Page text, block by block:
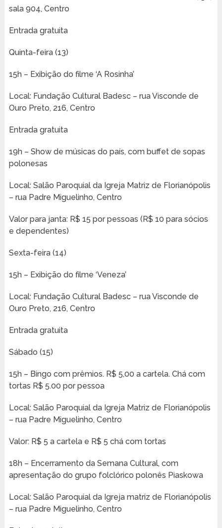
sala 904, Centro
Entrada gratuita
Quinta-feira (13)
15h – Exibição do filme ‘A Rosinha’
Local: Fundação Cultural Badesc – rua Visconde de
Ouro Preto, 216, Centro
Entrada gratuita
19h – Show de músicas do país, com buffet de sopas
polonesas
Local: Salão Paroquial da Igreja Matriz de Florianópolis
– rua Padre Miguelinho, Centro
Valor para janta: R$ 15 por pessoas (R$ 10 para sócios
e dependentes)
Sexta-feira (14)
15h – Exibição do filme ‘Veneza’
Local: Fundação Cultural Badesc – rua Visconde de
Ouro Preto, 216, Centro
Entrada gratuita
Sábado (15)
15h – Bingo com prêmios. R$ 5,00 a cartela. Chá com
tortas R$ 5.00 por pessoa
Local: Salão Paroquial da Igreja Matriz de Florianópolis
– rua Padre Miguelinho, Centro
Valor: R$ 5 a cartela e R$ 5 chá com tortas
18h – Encerramento da Semana Cultural, com
apresentação do grupo folclórico polonês Piaskowa
Local: Salão Paroquial da Igreja matriz de Florianópolis
– rua Padre Miguelinho, Centro